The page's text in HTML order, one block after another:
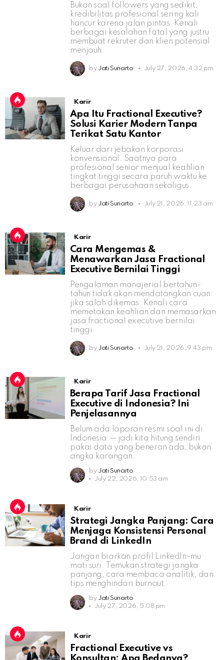
Bukan soal followers yang sedikit,
kredibilitas profesional sering kali
hancur karena jalan pintas. Kenali
berbagai kesalahan fatal yang justru
membuat rekruter dan klien potensial
menjauh.
by Jati Sunarto July 27, 2026, 4:32 pm
Karir
Apa Itu Fractional Executive?
Solusi Karier Modern Tanpa
Terikat Satu Kantor
Keluar dari jebakan korporasi
konvensional. Saatnya para
profesional senior menjual keahlian
tingkat tinggi secara paruh waktu ke
berbagai perusahaan sekaligus.
by Jati Sunarto July 21, 2026, 11:23 am
Karir
Cara Mengemas &
Menawarkan Jasa Fractional
Executive Bernilai Tinggi
Pengalaman manajerial bertahun-
tahun tidak akan mendatangkan cuan
jika salah dikemas. Kenali cara
memetakan keahlian dan memasarkan
jasa fractional executive bernilai
tinggi.
by Jati Sunarto July 21, 2026, 9:43 pm
Karir
Berapa Tarif Jasa Fractional
Executive di Indonesia? Ini
Penjelasannya
Belum ada laporan resmi soal ini di
Indonesia — jadi kita hitung sendiri
pakai data yang beneran ada, bukan
angka karangan.
by Jati Sunarto
July 22, 2026, 10:53 am
Karir
Strategi Jangka Panjang: Cara
Menjaga Konsistensi Personal
Brand di LinkedIn
Jangan biarkan profil LinkedIn-mu
mati suri. Temukan strategi jangka
panjang, cara membaca analitik, dan
tips menghindari burnout.
by Jati Sunarto
July 27, 2026, 5:08 pm
Karir
Fractional Executive vs
Konsultan: Apa Bedanya?